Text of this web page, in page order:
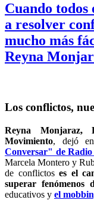
Cuando todos
a resolver
mucho más
Reyna
Los conflictos,
Reyna Monjaraz,
Movimiento, dejó
Conversar" de
Marcela Montero y
de conflictoses el
superar fenómenos
educativos y el